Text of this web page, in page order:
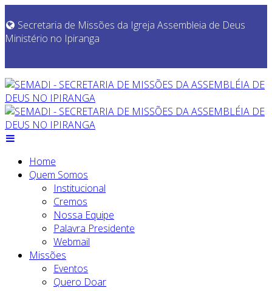
Secretaria de Missões da Igreja Assembleia de Deus
Ministério no Ipiranga
Home
Quem Somos
Institucional
Cremos
Nossa Equipe
Palavra Presidente
Webmail
Missões
Eventos
Quero Doar